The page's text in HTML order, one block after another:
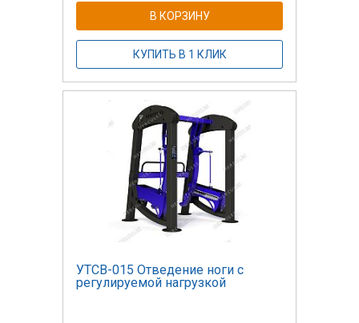
В КОРЗИНУ
КУПИТЬ В 1 КЛИК
УТСВ-015 Отведение ноги с
регулируемой нагрузкой